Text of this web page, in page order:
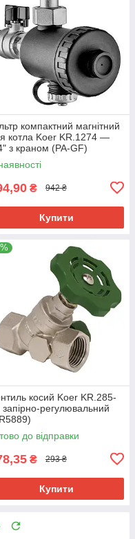
компактний магнітний
котла Koer KR.1274 —
з краном (PA-GF)
₴ 942 ₴
Купити
косий Koer KR.285-
запірно-регулювальний
до відправки
₴ 293 ₴
Купити